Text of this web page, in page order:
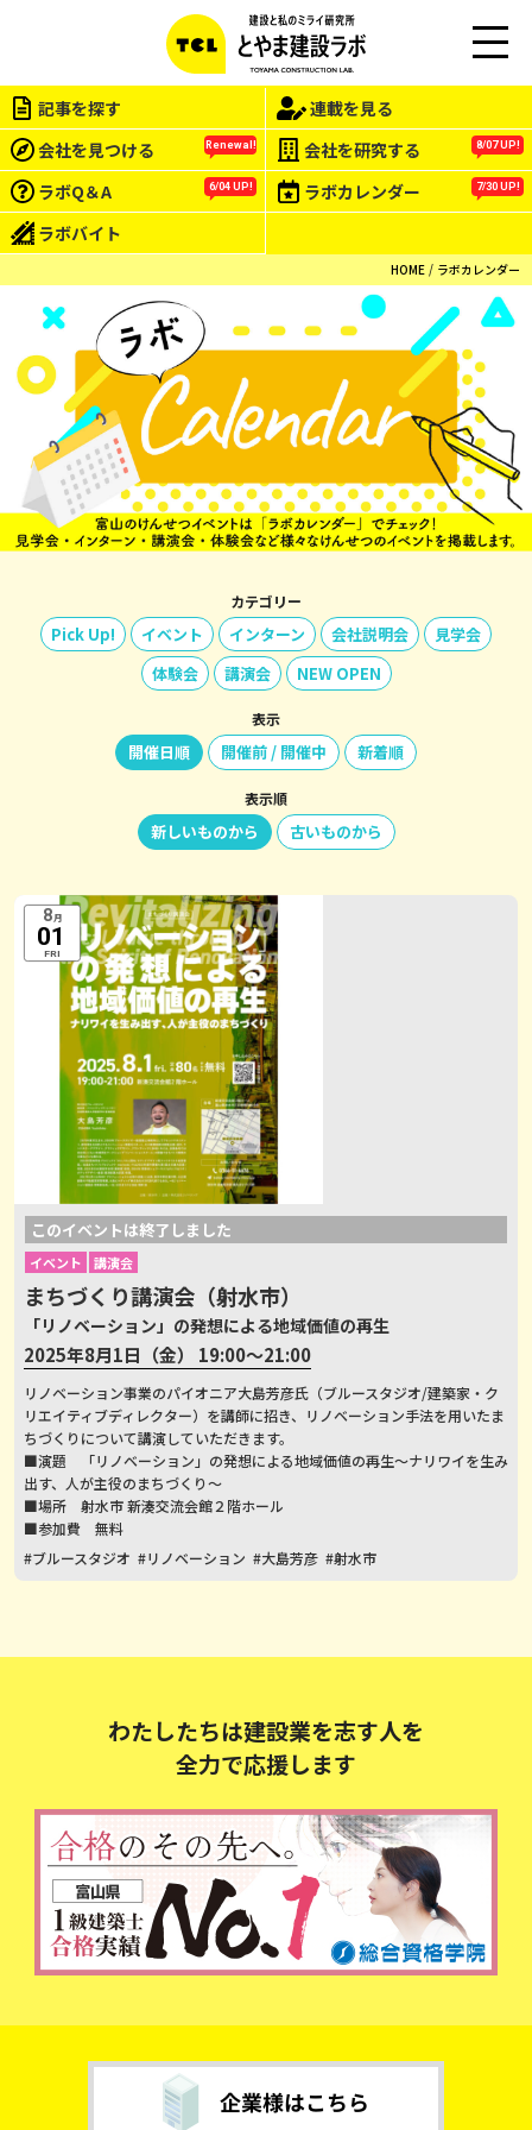
EN
記事を探す
連載を見る
会社を見つける
Renewal! 会社を研究する 8/07 UP!
ラボQ＆A 6/04 UP! ラボカレンダー 7/30 UP!
ラボバイト
HOME ラボカレンダー
カテゴリー
Pick Up! イベント インターン 会社説明会
見学会
体験会
講演会 NEW OPEN
表示
開催日順 開催前 / 開催中 新着順
表示順
新しいものから 古いものから
8月
01
FRI
このイベントは終了しました
イベント 講演会
まちづくり講演会（射水市）
「リノベーション」の発想による地域価値の再生
2025年8月1日（金） 19:00～21:00
リノベーション事業のパイオニア大島芳彦氏（ブルースタジオ/建築家・ク
リエイティブディレクター）を講師に招き、リノベーション手法を用いたま
ちづくりについて講演していただきます。
■演題 「リノベーション」の発想による地域価値の再生～ナリワイを生み
出す、人が主役のまちづくり～
■場所 射水市 新湊交流会館２階ホール
■参加費 無料
#ブルースタジオ #リノベーション #大島芳彦 #射水市
わたしたちは建設業を志す人を
全力で応援します